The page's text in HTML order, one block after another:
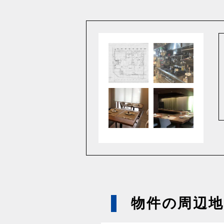
物件の周辺